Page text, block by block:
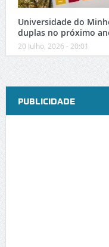
Universidade do
duplas no próximo
20 Julho, 2026 - 20:01
PUBLICIDADE